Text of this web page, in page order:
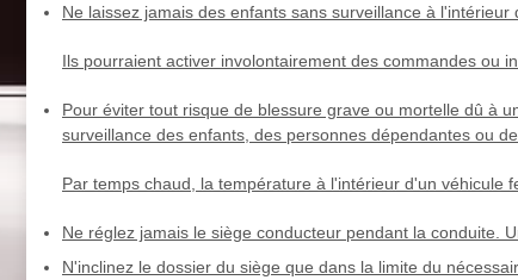
Ne laissez jamais des enfants sans surveillance à l'intérieur
Ils pourraient activer involontairement des commandes ou
Pour éviter tout risque de blessure grave ou mortelle dû à
surveillance des enfants, des personnes dépendantes ou
Par temps chaud, la température à l'intérieur d'un véhicule
Ne réglez jamais le siège conducteur pendant la conduite.
N'inclinez le dossier du siège que dans la limite du